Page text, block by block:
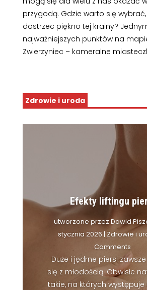
przygodą. Gdzie warto się
dostrzec piękno tej krainy?
najważniejszych punktów na
Zwierzyniec – kameralne
Zdrowie i uroda
Efekty liftingu
utworzone przezDawid
stycznia 2026 | Zdrowie i
Comments
Duże i jędrne piersi
się z młodością. Obwisłe
takie, na których